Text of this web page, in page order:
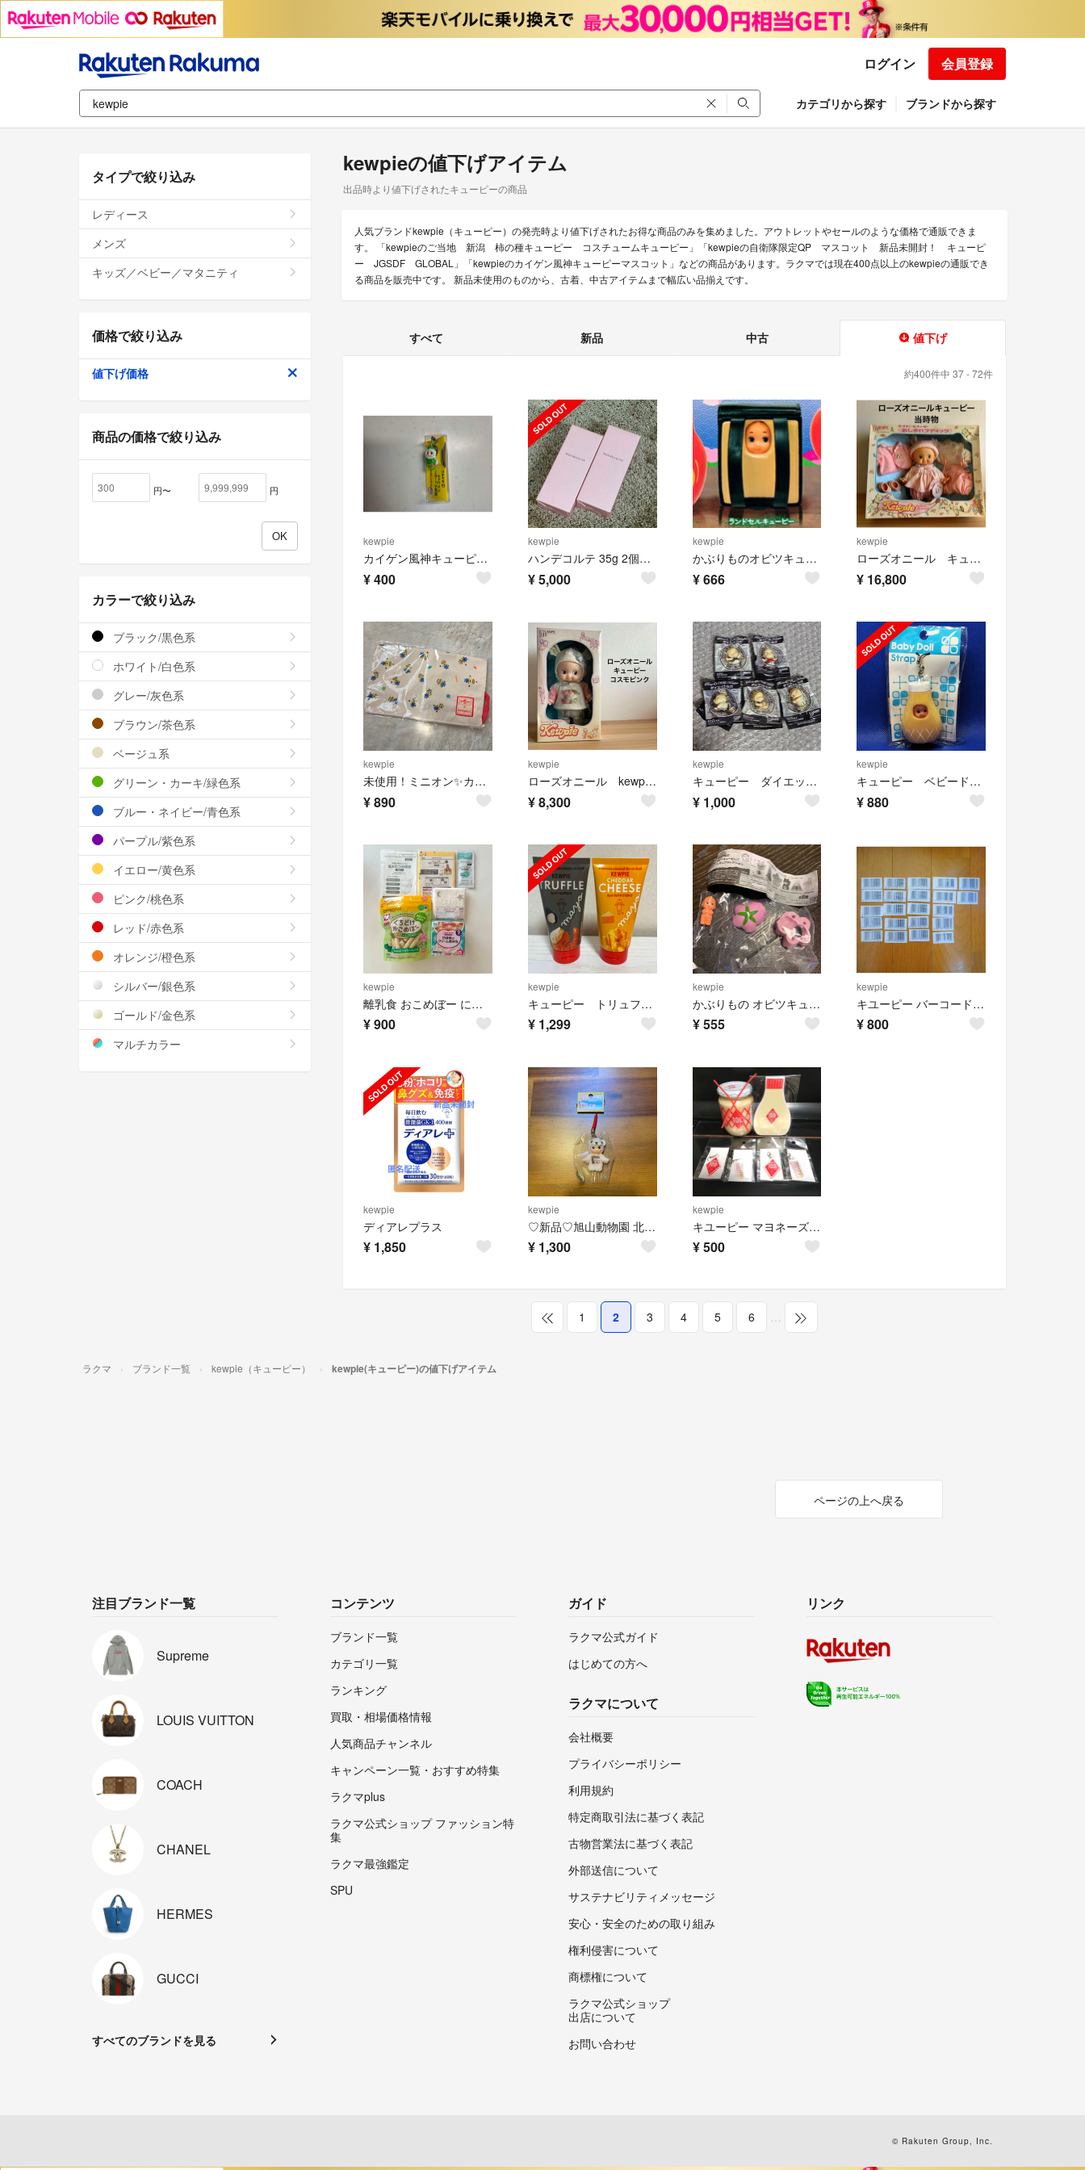
ログイン 会員登録
カテゴリから探す ブランドから探す
kewpieの値下げアイテム
出品時より値下げされたキューピーの商品
人気ブランドkewpie（キューピー）の発売時より値下げされたお得な商品のみを集めました。アウトレットやセールのような価格で通販できま
す。 「kewpieのご当地 新潟 柿の種キューピー コスチュームキューピー」「kewpieの自衛隊限定QP マスコット 新品未開封！ キューピ
ー JGSDF GLOBAL」「kewpieのカイゲン風神キューピーマスコット」などの商品があります。ラクマでは現在400点以上のkewpieの通販でき
る商品を販売中です。 新品未使用のものから、古着、中古アイテムまで幅広い品揃えです。
すべて 新品 中古 値下げ
約400件中 37 - 72件
kewpie
カイゲン風神キューピーマスコット
¥400
kewpie
ハンデコルテ 35g 2個セット
¥5,000
kewpie
かぶりものオビツキューピー フィギュアコレクション vol.2
¥666
kewpie
ローズオニール キューピー おしゃれブティック 当時物 レア
¥ 16,800
kewpie
未使用！ミニオン✨カフェエプロン
¥890
kewpie
ローズオニール kewpie キューピー コスモ ピンク アンティーク 当時物
¥8,300
kewpie
キューピー ダイエットヨガ キーホルダー
¥ 1,000
kewpie
キューピー ベビードール ストラップ キューピーマヨネーズ コスチューム
¥880
kewpie
離乳食 おこめぼー にこにこボックス セット
¥900
kewpie
キューピー トリュフ＆チェダーチーズマヨネーズセット
¥ 1,299
kewpie
かぶりもの オビツキューピー フィギュア コレクション 桜キューピー
¥555
kewpie
キユーピー バーコード 26枚
¥800
kewpie
ディアレプラス
¥ 1,850
kewpie
♡新品♡旭山動物園 北極くま キューピー ストラップ
¥ 1,300
kewpie
キユーピー マヨネーズ発売100周年記念 チャーム＋付箋 まとめて
¥500
1 2 3 4 5 6
タイプで絞り込み
レディース
メンズ
キッズ／ベビー／マタニティ
価格で絞り込み
値下げ価格
商品の価格で絞り込み
円〜 円
カラーで絞り込み
ブラック/黒色系
ホワイト/白色系
グレー/灰色系
ブラウン/茶色系
ベージュ系
グリーン・カーキ/緑色系
ブルー・ネイビー/青色系
パープル/紫色系
イエロー/黄色系
ピンク/桃色系
レッド/赤色系
オレンジ/橙色系
シルバー/銀色系
ゴールド/金色系
マルチカラー
ラクマ ブランド一覧 kewpie（キューピー） kewpie(キューピー)の値下げアイテム
ページの上へ戻る
注目ブランド一覧
Supreme
LOUIS VUITTON
COACH
CHANEL
HERMES
GUCCI
すべてのブランドを見る
コンテンツ
ブランド一覧
カテゴリ一覧
ランキング
買取・相場価格情報
人気商品チャンネル
キャンペーン一覧・おすすめ特集
ラクマplus
ラクマ公式ショップ ファッション特
集
ラクマ最強鑑定
SPU
ガイド
ラクマ公式ガイド
はじめての方へ
ラクマについて
会社概要
プライバシーポリシー
利用規約
特定商取引法に基づく表記
古物営業法に基づく表記
外部送信について
サステナビリティメッセージ
安心・安全のための取り組み
権利侵害について
商標権について
ラクマ公式ショップ
出店について
お問い合わせ
リンク
© Rakuten Group, Inc.